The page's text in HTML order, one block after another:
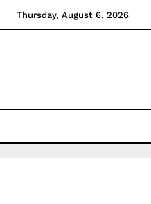
Thursday, August 6, 2026